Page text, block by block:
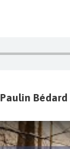
Paulin Bédard